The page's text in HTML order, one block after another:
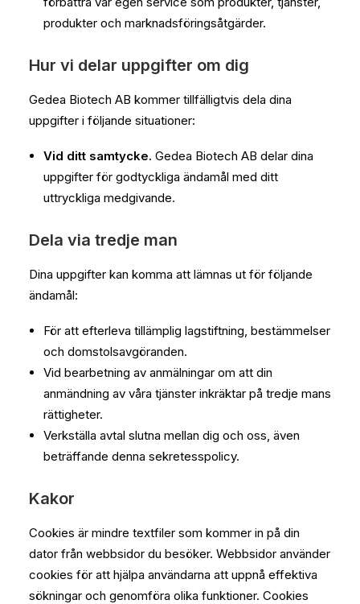
produkter och marknadsföringsåtgärder.
Hur vi delar uppgifter om dig
Gedea Biotech AB kommer tillfälligtvis dela dina
uppgifter i följande situationer:
Vid ditt samtycke. Gedea Biotech AB delar dina
uppgifter för godtyckliga ändamål med ditt
uttryckliga medgivande.
Dela via tredje man
Dina uppgifter kan komma att lämnas ut för följande
ändamål:
För att efterleva tillämplig lagstiftning, bestämmelser
och domstolsavgöranden.
Vid bearbetning av anmälningar om att din
anmändning av våra tjänster inkräktar på tredje mans
rättigheter.
Verkställa avtal slutna mellan dig och oss, även
beträffande denna sekretesspolicy.
Kakor
Cookies är mindre textfiler som kommer in på din
dator från webbsidor du besöker. Webbsidor använder
cookies för att hjälpa användarna att uppnå effektiva
sökningar och genomföra olika funktioner. Cookies